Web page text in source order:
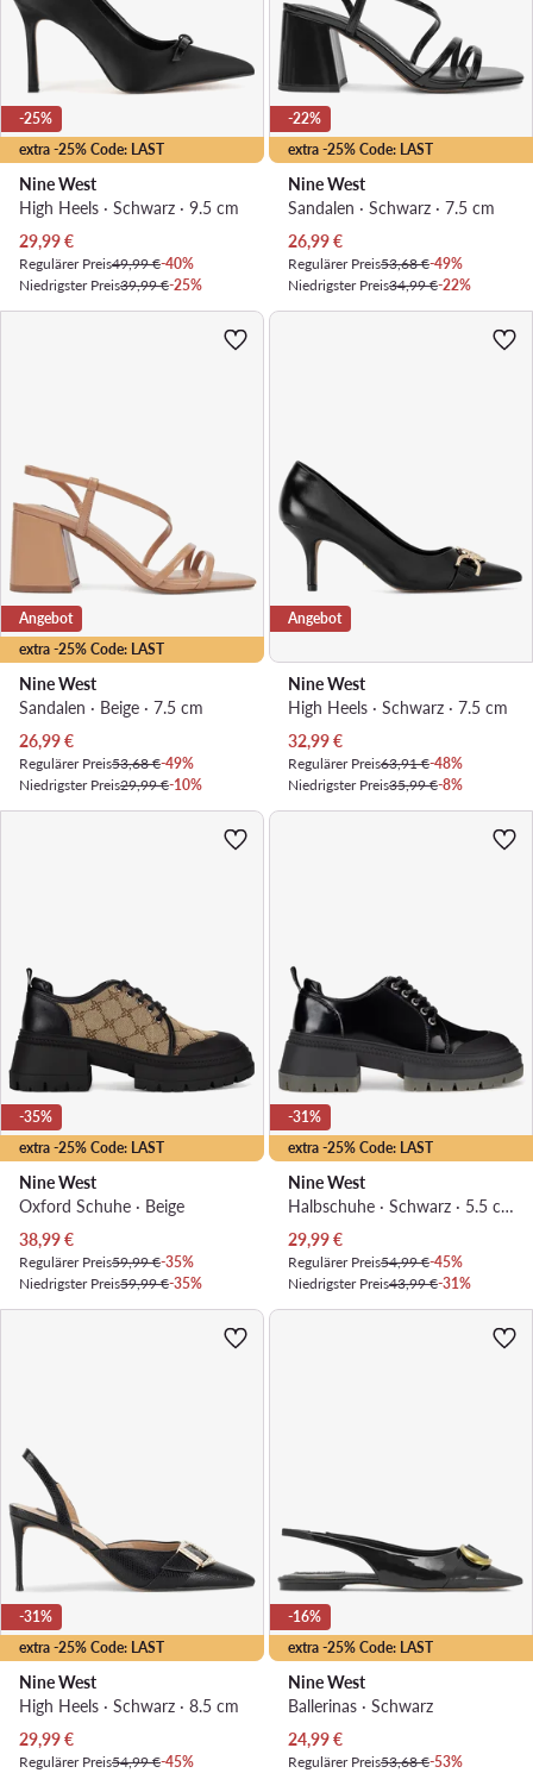
extra -25% Code: LAST
-25%
Nine West
High Heels · Schwarz · 9.5 cm
Aktueller Preis
29,99€
Regulärer Preis49,99 €-40%
Niedrigster Preis39,99 €-25%
extra -25% Code: LAST
-22%
Nine West
Sandalen · Schwarz · 7.5 cm
Aktueller Preis
26,99€
Regulärer Preis53,68 €-49%
Niedrigster Preis34,99 €-22%
extra -25% Code: LAST
Angebot
Nine West
Sandalen · Beige · 7.5 cm
Aktueller Preis
26,99€
Regulärer Preis53,68 €-49%
Niedrigster Preis29,99 €-10%
Angebot
Nine West
High Heels · Schwarz · 7.5 cm
Aktueller Preis
32,99€
Regulärer Preis63,91 €-48%
Niedrigster Preis35,99 €-8%
extra -25% Code: LAST
-35%
Nine West
Oxford Schuhe · Beige
Aktueller Preis
38,99€
Regulärer Preis59,99 €-35%
Niedrigster Preis59,99 €-35%
extra -25% Code: LAST
-31%
Nine West
Halbschuhe · Schwarz · 5.5 cm
Aktueller Preis
29,99€
Regulärer Preis54,99 €-45%
Niedrigster Preis43,99 €-31%
extra -25% Code: LAST
-31%
Nine West
High Heels · Schwarz · 8.5 cm
Aktueller Preis
29,99€
Regulärer Preis54,99 €-45%
extra -25% Code: LAST
-16%
Nine West
Ballerinas · Schwarz
Aktueller Preis
24,99€
Regulärer Preis53,68 €-53%